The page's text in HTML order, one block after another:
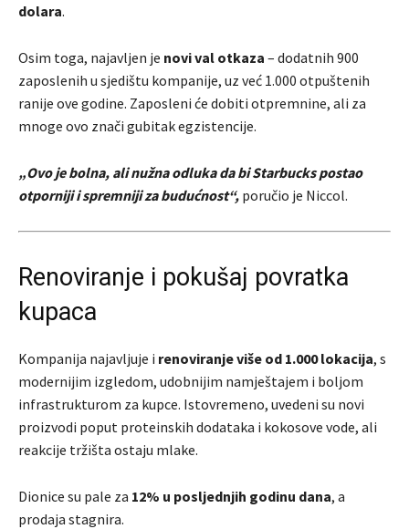
dolara.
Osim toga, najavljen je novi val otkaza – dodatnih 900
zaposlenih u sjedištu kompanije, uz već 1.000 otpuštenih
ranije ove godine. Zaposleni će dobiti otpremnine, ali za
mnoge ovo znači gubitak egzistencije.
„Ovo je bolna, ali nužna odluka da bi Starbucks postao
otporniji i spremniji za budućnost“, poručio je Niccol.
Renoviranje i pokušaj povratka
kupaca
Kompanija najavljuje i renoviranje više od 1.000 lokacija, s
modernijim izgledom, udobnijim namještajem i boljom
infrastrukturom za kupce. Istovremeno, uvedeni su novi
proizvodi poput proteinskih dodataka i kokosove vode, ali
reakcije tržišta ostaju mlake.
Dionice su pale za 12% u posljednjih godinu dana, a
prodaja stagnira.